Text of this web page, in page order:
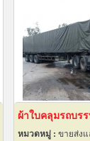
ผ้าใบคลุมรถบร
หมวดหมู่ : ขายส่งแล